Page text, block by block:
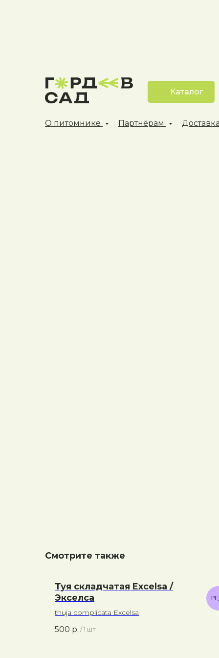
Каталог
О питомнике Партнёрам
Смотрите также
Туя складчатая Excelsa /
Экселса
thuja complicata Excelsa
500 р. / 1 шт